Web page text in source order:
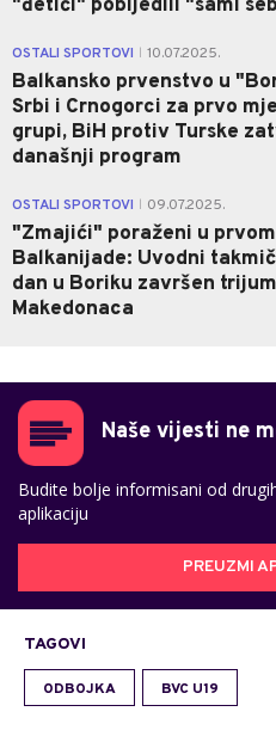
"đetići" pobijedili "sami
OSTALI SPORTOVI 10.07.2025.
Balkansko prvenstvo u
Srbi i Crnogorci za prvo
grupi, BiH protiv Turske
današnji program
OSTALI SPORTOVI 09.07.2025.
"Zmajići" poraženi u
Balkanijade: Uvodni
dan u Boriku završen
Makedonaca
Naše vijesti ne
Budite bolje informisani od
aplikaciju
PREUZMI
TAGOVI
ODBOJKA BVC U19